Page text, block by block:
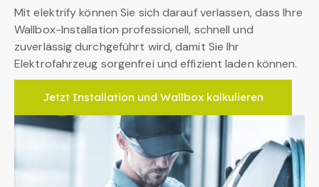
Mit elektrify können Sie sich darauf verlassen, dass Ihre
Wallbox-Installation professionell, schnell und
zuverlässig durchgeführt wird, damit Sie Ihr
Elektrofahrzeug sorgenfrei und effizient laden können.
Jetzt Installation und Wallbox kalkulieren